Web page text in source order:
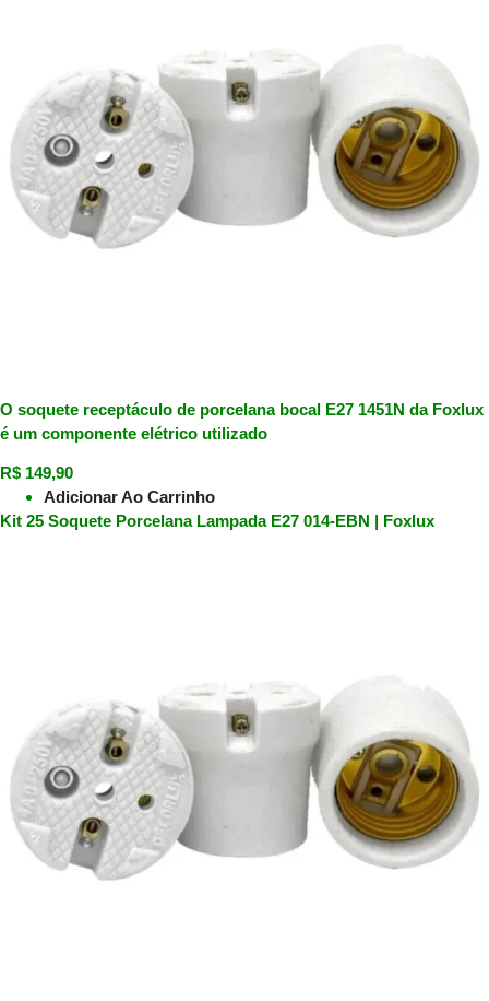
O soquete receptáculo de porcelana bocal E27 1451N da Foxlux
é um componente elétrico utilizado
R$ 149,90
Adicionar Ao Carrinho
Kit 25 Soquete Porcelana Lampada E27 014-EBN | Foxlux